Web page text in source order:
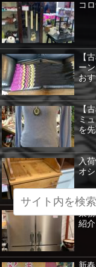
コ
【
ー
お
【
ミ
を
入
オ
業
紹